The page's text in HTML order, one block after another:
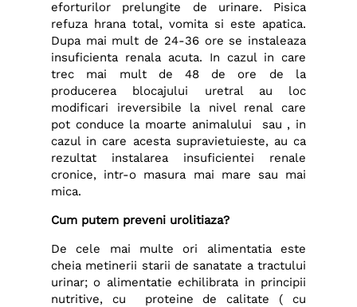
eforturilor prelungite de urinare. Pisica
refuza hrana total, vomita si este apatica.
Dupa mai mult de 24-36 ore se instaleaza
insuficienta renala acuta. In cazul in care
trec mai mult de 48 de ore de la
producerea blocajului uretral au loc
modificari ireversibile la nivel renal care
pot conduce la moarte animalului sau , in
cazul in care acesta supravietuieste, au ca
rezultat instalarea insuficientei renale
cronice, intr-o masura mai mare sau mai
mica.
Cum putem preveni urolitiaza?
De cele mai multe ori alimentatia este
cheia metinerii starii de sanatate a tractului
urinar; o alimentatie echilibrata in principii
nutritive, cu proteine de calitate ( cu